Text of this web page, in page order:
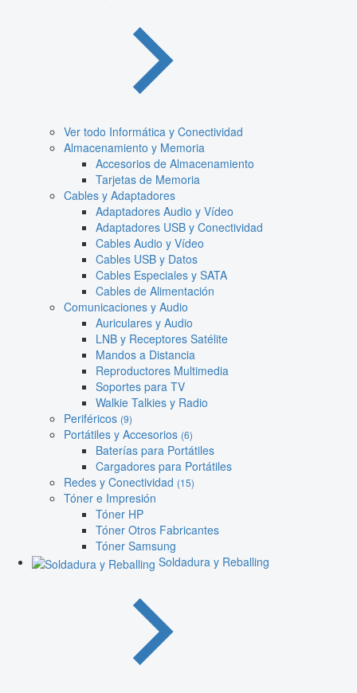
Ver todo Informática y Conectividad
Almacenamiento y Memoria
Accesorios de Almacenamiento
Tarjetas de Memoria
Cables y Adaptadores
Adaptadores Audio y Vídeo
Adaptadores USB y Conectividad
Cables Audio y Vídeo
Cables USB y Datos
Cables Especiales y SATA
Cables de Alimentación
Comunicaciones y Audio
Auriculares y Audio
LNB y Receptores Satélite
Mandos a Distancia
Reproductores Multimedia
Soportes para TV
Walkie Talkies y Radio
Periféricos (9)
Portátiles y Accesorios (6)
Baterías para Portátiles
Cargadores para Portátiles
Redes y Conectividad (15)
Tóner e Impresión
Tóner HP
Tóner Otros Fabricantes
Tóner Samsung
Soldadura y Reballing